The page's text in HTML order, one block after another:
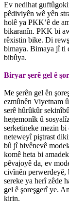
Ev nedihat
pêdiviyên wê yên
holê ya PKK’ê de
bikaranîn. PKK bi
rêxistin bike. Di
bimaya. Bimaya jî ti
bibûya.
Biryar şerê gel ê
Me şerên gel ên
ezmûnên Viyetnam
serê hûrûkûr
hegemonîk û
serketineke mezin
neteweyî piştrast
bû jî bivênevê
komê heta bi
pêvajoyê da, ev
civînên perwerdeyê,
sereke ya herî zêde
gel ê şoreşgerî ye.
kirin.